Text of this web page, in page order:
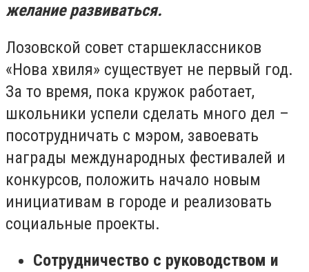
желание развиваться.
Лозовской совет старшеклассников
«Нова хвиля» существует не первый год.
За то время, пока кружок работает,
школьники успели сделать много дел –
посотрудничать с мэром, завоевать
награды международных фестивалей и
конкурсов, положить начало новым
инициативам в городе и реализовать
социальные проекты.
Сотрудничество с руководством и